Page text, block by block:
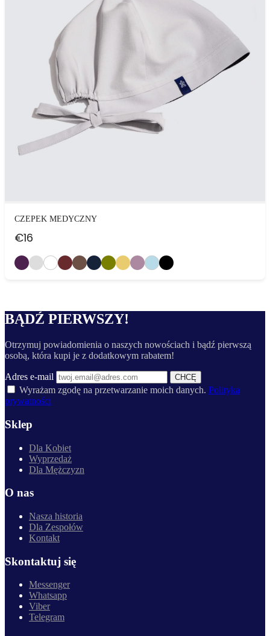
CZEPEK MEDYCZNY
€16
BĄDŹ PIERWSZY!
Otrzymuj powiadomienia o naszych nowościach i bądź pierwszą
osobą, która kupi je z dodatkowym rabatem!
Adres e-mail CHCĘ
Wyrażam zgodę na przetwarzanie moich danych. Polityka
prywatności
Sklep
Dla Kobiet
Wyprzedaż
Dla Mężczyzn
O nas
Nasza historia
Dla Zespołów
Kontakt
Skontaktuj się
Messenger
Whatsapp
Viber
Telegram